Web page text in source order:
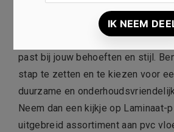
Bij het kopen van een pvc vloer
je misschien denkt. Door deze
past bij jouw behoeften en stijl.
stap te zetten en te kiezen voor
duurzame en
Neem dan een kijkje op Laminaat-
uitgebreid assortiment aan pvc